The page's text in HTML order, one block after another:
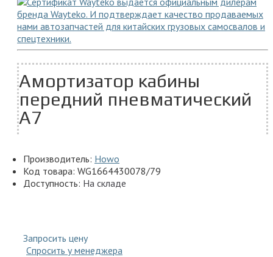
Амортизатор кабины
передний пневматический
A7
Производитель: Howo
Код товара: WG1664430078/79
Доступность: На складе
Запросить цену
Спросить у менеджера